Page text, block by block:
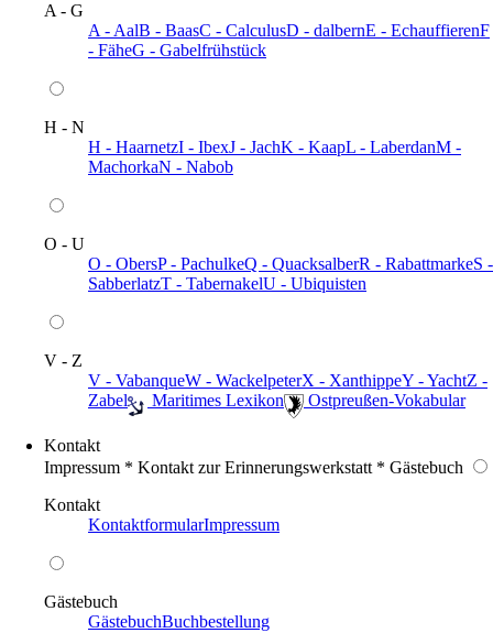
A - G
A - AalB - BaasC - CalculusD - dalbernE - EchauffierenF
- FäheG - Gabelfrühstück
H - N
H - HaarnetzI - IbexJ - JachK - KaapL - LaberdanM -
MachorkaN - Nabob
O - U
O - ObersP - PachulkeQ - QuacksalberR - RabattmarkeS -
SabberlatzT - TabernakelU - Ubiquisten
V - Z
V - VabanqueW - WackelpeterX - XanthippeY - YachtZ -
Zabel
️ Maritimes Lexikon ️ Ostpreußen-Vokabular
Kontakt
Impressum * Kontakt zur Erinnerungswerkstatt * Gästebuch
Kontakt
KontaktformularImpressum
Gästebuch
GästebuchBuchbestellung